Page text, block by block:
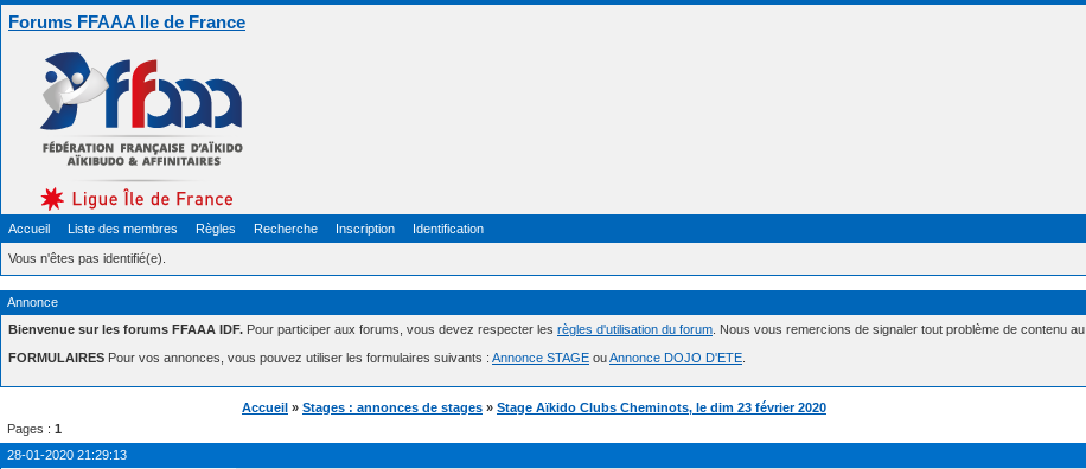
Forums FFAAA Ile de France
Accueil Liste des membres Règles Recherche Inscription Identification
Vous n'êtes pas identifié(e).
Annonce
Bienvenue sur les forums FFAAA IDF. Pour participer aux forums, vous devez respecter les règles d'utilisation du forum . Nous vous remercions de signaler tout problème de contenu au
FORMULAIRES Pour vos annonces, vous pouvez utiliser les formulaires suivants : Annonce STAGE ouAnnonce DOJO D'ETE
Accueil » Stages : annonces de stages » Stage Aïkido Clubs Cheminots, le dim 23 février 2020
Pages : 1
28-01-2020 21:29:13